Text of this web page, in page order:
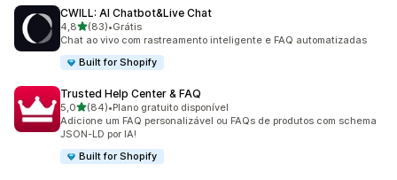
CWILL: AI Chatbot&Live Chat
4,8de 5 estrelas
(83)
83 avaliações ao todo
•Grátis
Chat ao vivo com rastreamento inteligente e FAQ automatizadas
Built for Shopify
Trusted Help Center & FAQ
5,0de 5 estrelas
(84)
84 avaliações ao todo
•Plano gratuito disponível
Adicione um FAQ personalizável ou FAQs de produtos com schema
JSON-LD por IA!
Built for Shopify